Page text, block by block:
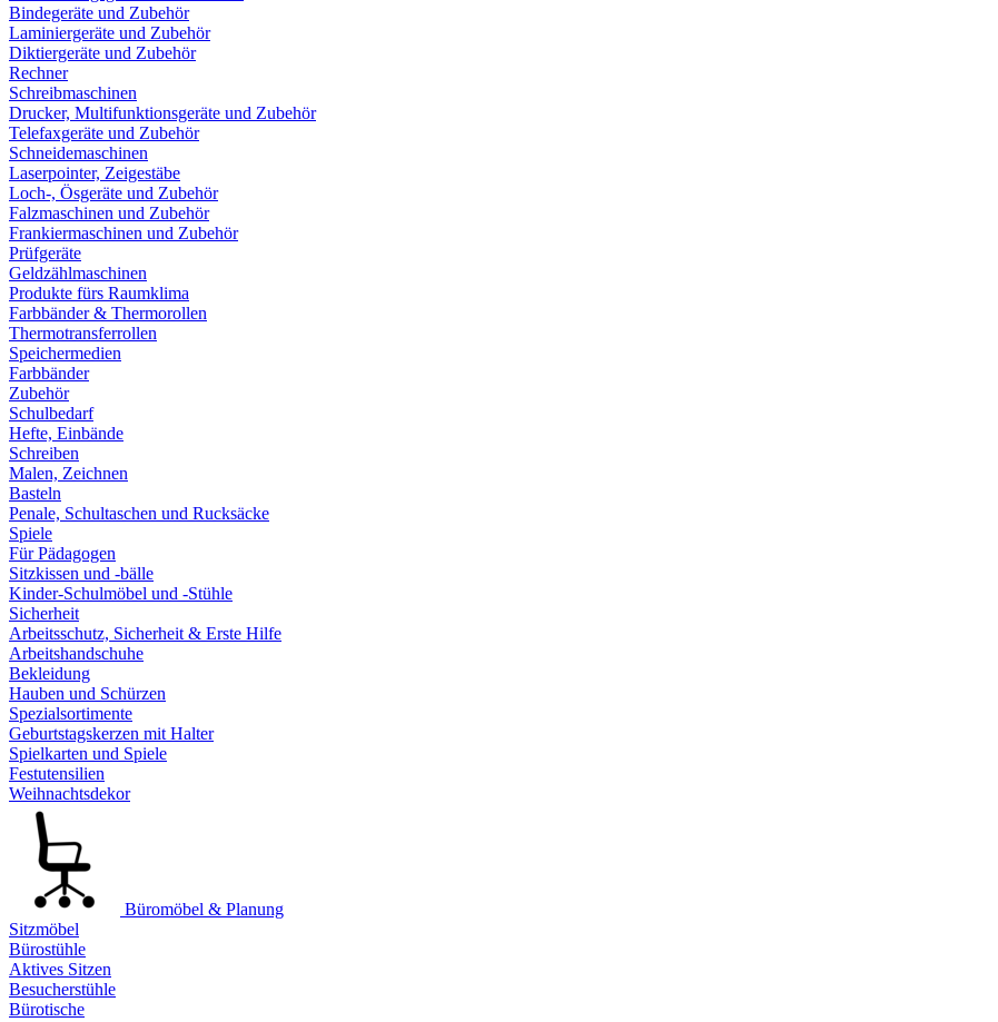
Bindegeräte und Zubehör
Laminiergeräte und Zubehör
Diktiergeräte und Zubehör
Rechner
Schreibmaschinen
Drucker, Multifunktionsgeräte und Zubehör
Telefaxgeräte und Zubehör
Schneidemaschinen
Laserpointer, Zeigestäbe
Loch-, Ösgeräte und Zubehör
Falzmaschinen und Zubehör
Frankiermaschinen und Zubehör
Prüfgeräte
Geldzählmaschinen
Produkte fürs Raumklima
Farbbänder & Thermorollen
Thermotransferrollen
Speichermedien
Farbbänder
Zubehör
Schulbedarf
Hefte, Einbände
Schreiben
Malen, Zeichnen
Basteln
Penale, Schultaschen und Rucksäcke
Spiele
Für Pädagogen
Sitzkissen und -bälle
Kinder-Schulmöbel und -Stühle
Sicherheit
Arbeitsschutz, Sicherheit & Erste Hilfe
Arbeitshandschuhe
Bekleidung
Hauben und Schürzen
Spezialsortimente
Geburtstagskerzen mit Halter
Spielkarten und Spiele
Festutensilien
Weihnachtsdekor
Büromöbel & Planung
Sitzmöbel
Bürostühle
Aktives Sitzen
Besucherstühle
Bürotische